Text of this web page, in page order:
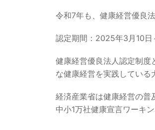
令和7年も、健康経営優良
認定期間：2025年3月10
健康経営優良法人認定制度
な健康経営を実践している
経済産業省は健康経営の
中小1万社健康宣言ワーキ